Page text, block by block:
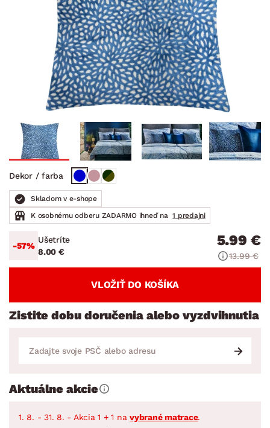
Dekor / farba
Skladom v e-shope
K osobnému odberu ZADARMO ihneď na 1 predajni
-57%
Ušetríte
8.00 €
5.99 €
13.99 €
VLOŽIŤ DO KOŠÍKA
Zistite dobu doručenia alebo vyzdvihnutia
Aktuálne akcie
1. 8. - 31. 8. - Akcia 1 + 1 na vybrané matrace.